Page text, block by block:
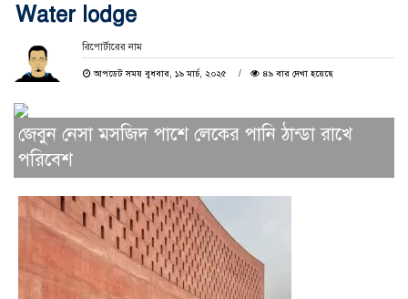
Water lodge
রিপোর্টারের নাম
আপডেট সময় বুধবার, ১৯ মার্চ, ২০২৫ ৪৯ বার দেখা হয়েছে
জেবুন নেসা মসজিদ পাশে লেকের পানি ঠান্ডা রাখে
পরিবেশ